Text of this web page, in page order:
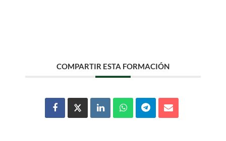
COMPARTIR ESTA FORMACIÓN